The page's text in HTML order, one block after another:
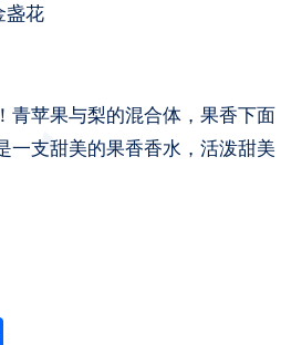
盏花
青苹果与梨的混合体，果香下面
一支甜美的果香香水，活泼甜美